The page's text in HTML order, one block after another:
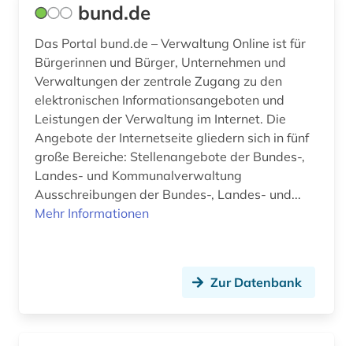
heilbehandlung (1)
hessen (2)
hochschule (3)
hochschulinstitut (1)
hochschullehrer (1)
hospiz (1)
industrie (3)
internationale beziehungen (1)
bund.de
Das Portal bund.de – Verwaltung Online ist für
Bürgerinnen und Bürger, Unternehmen und
Verwaltungen der zentrale Zugang zu den
elektronischen Informationsangeboten und
Leistungen der Verwaltung im Internet. Die
Angebote der Internetseite gliedern sich in fünf
große Bereiche: Stellenangebote der Bundes-,
Landes- und Kommunalverwaltung
Ausschreibungen der Bundes-, Landes- und...
Mehr Informationen
Zur Datenbank